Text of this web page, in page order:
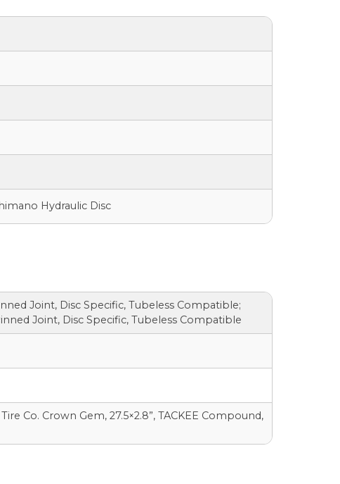
Hydraulic Disc
Joint, Disc Specific, Tubeless Compatible;
Joint, Disc Specific, Tubeless Compatible
Co. Crown Gem, 27.5×2.8”, TACKEE Compound,